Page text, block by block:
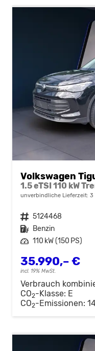
Volkswagen
unverbindliche Lieferzeit: 3
Fahrzeugnr. 5124468
Kraftstoff Benzin
Leistung 110 kW (150 PS)
35.990,– €
incl. 19% MwSt.
Verbrauch
CO2-Klasse: E
CO2-Emissionen: